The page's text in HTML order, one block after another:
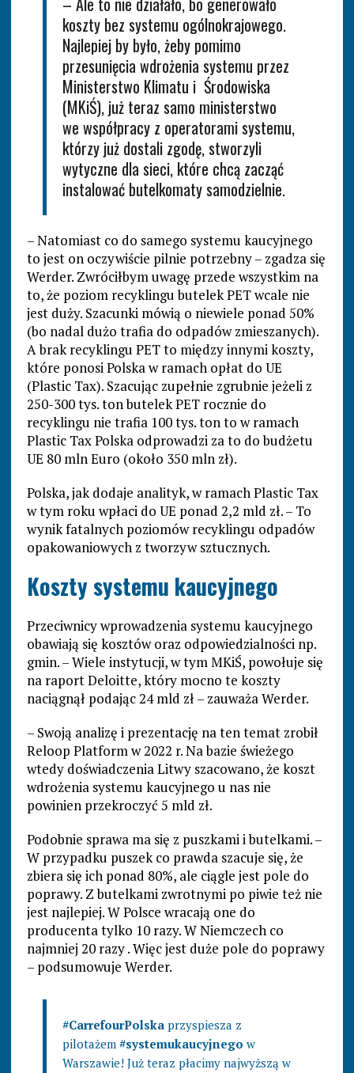
koszty bez systemu ogólnokrajowego.
Najlepiej by było, żeby pomimo
przesunięcia wdrożenia systemu przez
Ministerstwo Klimatu i Środowiska
(MKiŚ), już teraz samo ministerstwo
we współpracy z operatorami systemu,
którzy już dostali zgodę, stworzyli
wytyczne dla sieci, które chcą zacząć
instalować butelkomaty samodzielnie.
– Natomiast co do samego systemu kaucyjnego
to jest on oczywiście pilnie potrzebny – zgadza się
Werder. Zwróciłbym uwagę przede wszystkim na
to, że poziom recyklingu butelek PET wcale nie
jest duży. Szacunki mówią o niewiele ponad 50%
(bo nadal dużo trafia do odpadów zmieszanych).
A brak recyklingu PET to między innymi koszty,
które ponosi Polska w ramach opłat do UE
(Plastic Tax). Szacując zupełnie zgrubnie jeżeli z
250-300 tys. ton butelek PET rocznie do
recyklingu nie trafia 100 tys. ton to w ramach
Plastic Tax Polska odprowadzi za to do budżetu
UE 80 mln Euro (około 350 mln zł).
Polska, jak dodaje analityk, w ramach Plastic Tax
w tym roku wpłaci do UE ponad 2,2 mld zł. – To
wynik fatalnych poziomów recyklingu odpadów
opakowaniowych z tworzyw sztucznych.
Koszty systemu kaucyjnego
Przeciwnicy wprowadzenia systemu kaucyjnego
obawiają się kosztów oraz odpowiedzialności np.
gmin. – Wiele instytucji, w tym MKiŚ, powołuje się
na raport Deloitte, który mocno te koszty
naciągnął podając 24 mld zł – zauważa Werder.
– Swoją analizę i prezentację na ten temat zrobił
Reloop Platform w 2022 r. Na bazie świeżego
wtedy doświadczenia Litwy szacowano, że koszt
wdrożenia systemu kaucyjnego u nas nie
powinien przekroczyć 5 mld zł.
Podobnie sprawa ma się z puszkami i butelkami. –
W przypadku puszek co prawda szacuje się, że
zbiera się ich ponad 80%, ale ciągle jest pole do
poprawy. Z butelkami zwrotnymi po piwie też nie
jest najlepiej. W Polsce wracają one do
producenta tylko 10 razy. W Niemczech co
najmniej 20 razy . Więc jest duże pole do poprawy
– podsumowuje Werder.
#CarrefourPolskaprzyspiesza z
pilotażem #systemukaucyjnego w
Warszawie! Już teraz płacimy najwyższą w